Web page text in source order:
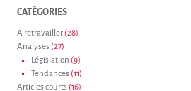
CATÉGORIES
A retravailler (28)
Analyses (27)
Législation (9)
Tendances (11)
Articles courts (16)